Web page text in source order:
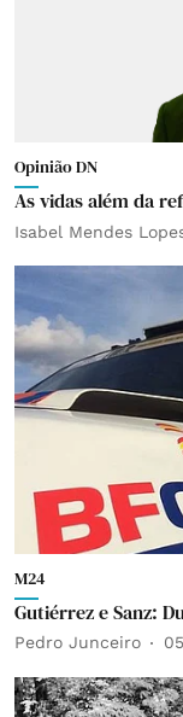
Opinião DN
As vidas além da
Isabel Mendes
M24
Gutiérrez e Sanz:
Pedro Junceiro